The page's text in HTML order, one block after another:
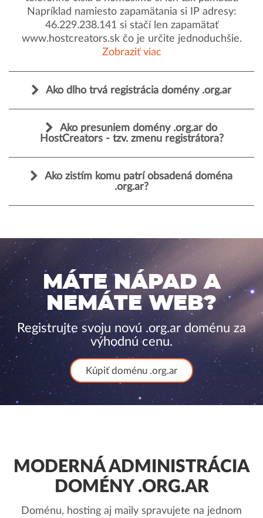
Napríklad namiesto zapamätania si IP adresy:
46.229.238.141 si stačí len zapamätať
www.hostcreators.sk čo je určite jednoduchšie.
Zobraziť viac
Ako dlho trvá registrácia domény .org.ar
Ako presuniem domény .org.ar do
HostCreators - tzv. zmenu registrátora?
Ako zistím komu patrí obsadená doména
.org.ar?
MÁTE NÁPAD A
NEMÁTE WEB?
Registrujte svoju novú .org.ar doménu za
výhodnú cenu.
Kúpiť doménu .org.ar
MODERNÁ ADMINISTRÁCIA
DOMÉNY .ORG.AR
Doménu, hosting aj maily spravujete na jednom